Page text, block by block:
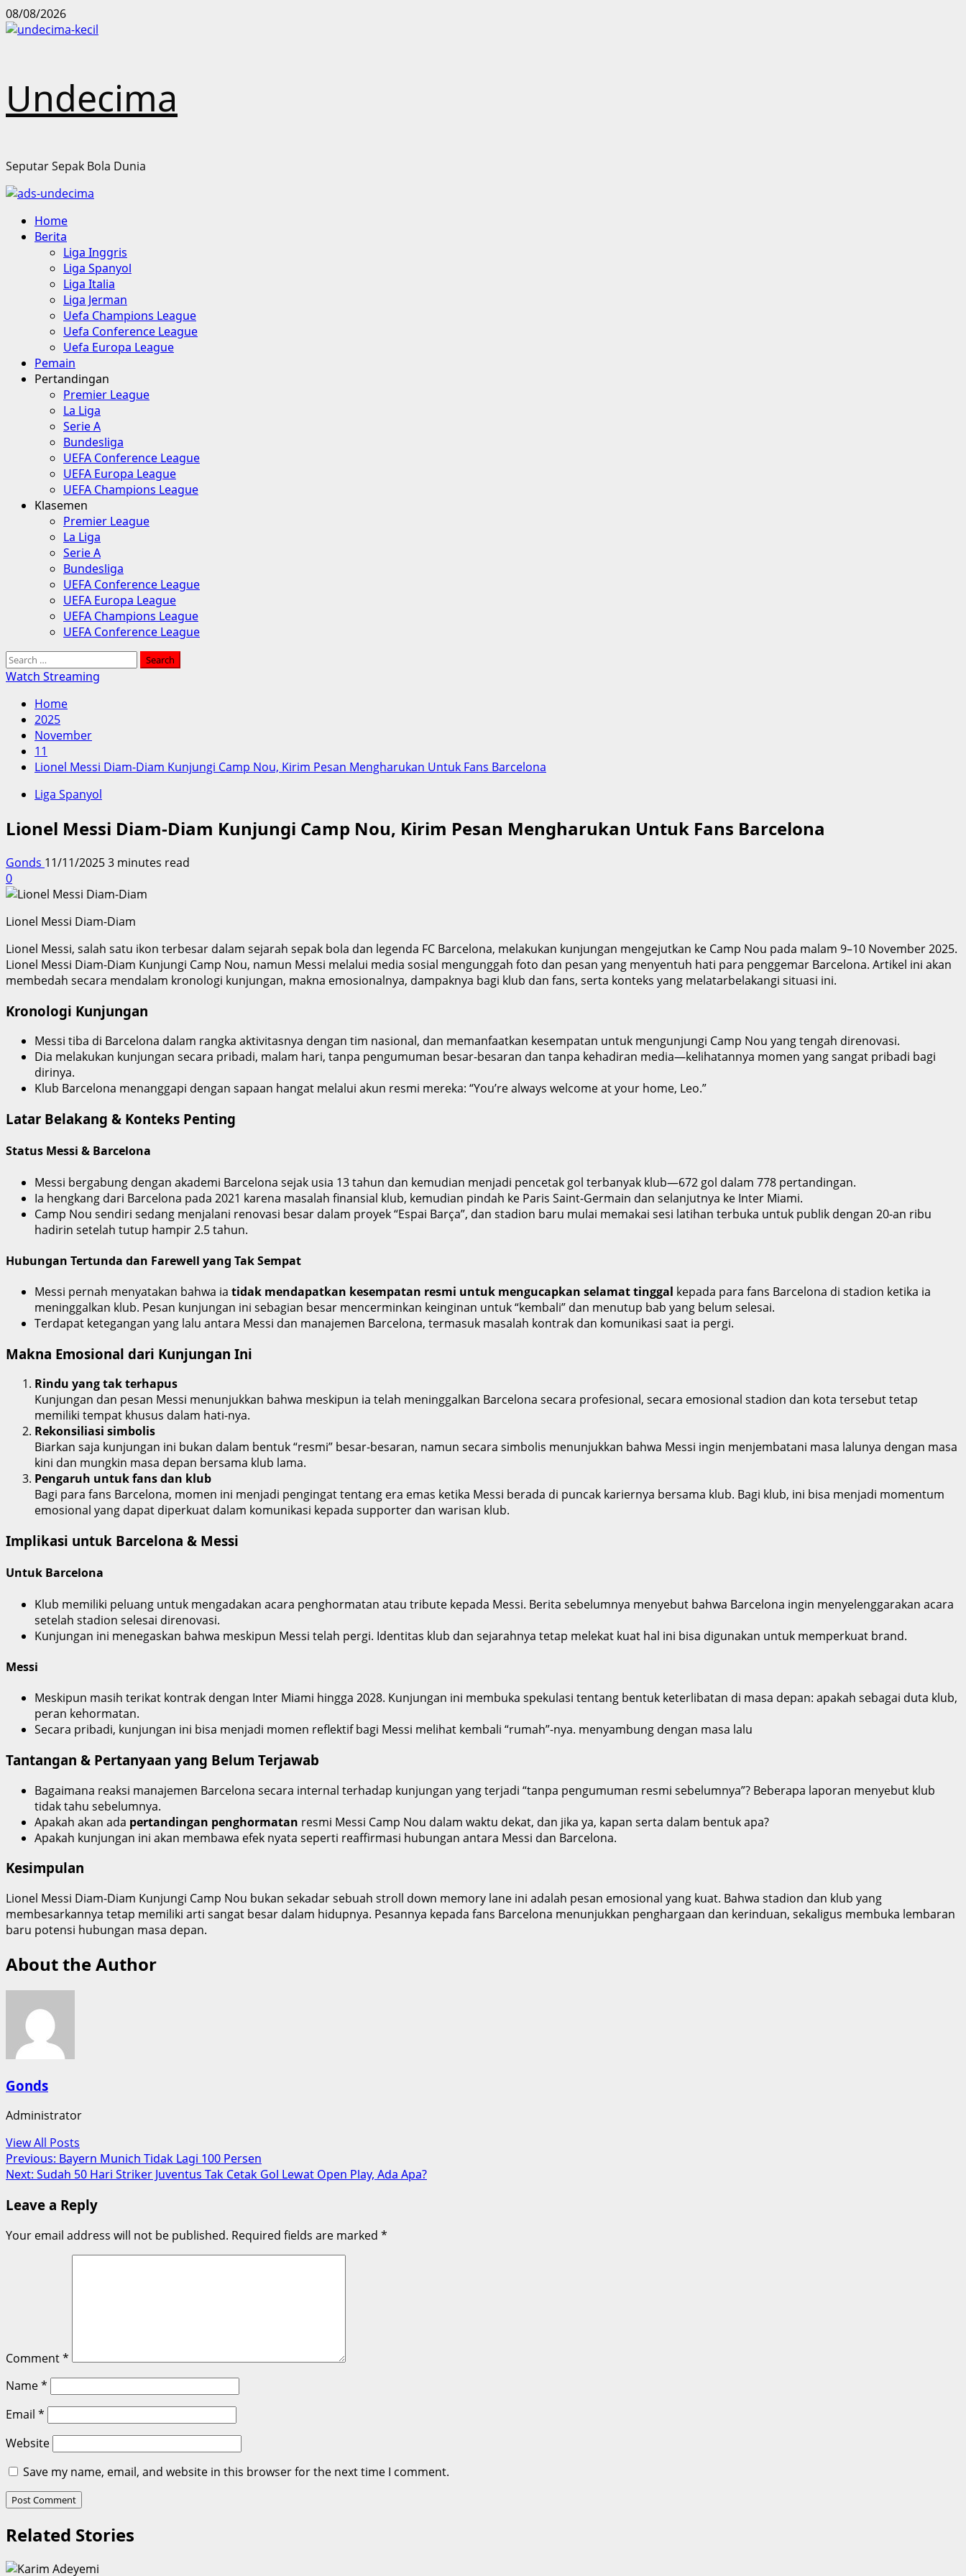
Skip
to
08/08/2026
Undecima
Seputar Sepak Bola Dunia
Primary
Menu
Home
Berita
Liga Inggris
Liga Spanyol
Liga Italia
Liga Jerman
Uefa Champions League
Uefa Conference League
Uefa Europa League
Pemain
Pertandingan
Premier League
La Liga
Serie A
Bundesliga
UEFA Conference League
UEFA Europa League
UEFA Champions League
Klasemen
Premier League
La Liga
Serie A
Bundesliga
UEFA Conference League
UEFA Europa League
UEFA Champions League
UEFA Conference League
Search
for:
Watch Streaming
Home
2025
November
11
Lionel Messi Diam-Diam Kunjungi Camp Nou, Kirim Pesan Mengharukan Untuk Fans Barcelona
Liga Spanyol
Lionel Messi Diam-Diam Kunjungi Camp Nou, Kirim Pesan Mengharukan Untuk Fans Barcelona
Gonds 11/11/20253 minutes read
0
Lionel Messi Diam-Diam
Lionel Messi, salah satu ikon terbesar dalam sejarah sepak bola dan legenda FC Barcelona, melakukan kunjungan mengejutkan ke Camp Nou pada malam 9–10 November 2025.
Lionel Messi Diam-Diam Kunjungi Camp Nou, namun Messi melalui media sosial mengunggah foto dan pesan yang menyentuh hati para penggemar Barcelona. Artikel ini akan
membedah secara mendalam kronologi kunjungan, makna emosionalnya, dampaknya bagi klub dan fans, serta konteks yang melatarbelakangi situasi ini.
Kronologi Kunjungan
Messi tiba di Barcelona dalam rangka aktivitasnya dengan tim nasional, dan memanfaatkan kesempatan untuk mengunjungi Camp Nou yang tengah direnovasi.
Dia melakukan kunjungan secara pribadi, malam hari, tanpa pengumuman besar-besaran dan tanpa kehadiran media—kelihatannya momen yang sangat pribadi bagi
dirinya.
Klub Barcelona menanggapi dengan sapaan hangat melalui akun resmi mereka: “You’re always welcome at your home, Leo.”
Latar Belakang & Konteks Penting
Status Messi & Barcelona
Messi bergabung dengan akademi Barcelona sejak usia 13 tahun dan kemudian menjadi pencetak gol terbanyak klub—672 gol dalam 778 pertandingan.
Ia hengkang dari Barcelona pada 2021 karena masalah finansial klub, kemudian pindah ke Paris Saint-Germain dan selanjutnya ke Inter Miami.
Camp Nou sendiri sedang menjalani renovasi besar dalam proyek “Espai Barça”, dan stadion baru mulai memakai sesi latihan terbuka untuk publik dengan 20-an ribu
hadirin setelah tutup hampir 2.5 tahun.
Hubungan Tertunda dan Farewell yang Tak Sempat
Messi pernah menyatakan bahwa ia tidak mendapatkan kesempatan resmi untuk mengucapkan selamat tinggal kepada para fans Barcelona di stadion ketika ia
meninggalkan klub. Pesan kunjungan ini sebagian besar mencerminkan keinginan untuk “kembali” dan menutup bab yang belum selesai.
Terdapat ketegangan yang lalu antara Messi dan manajemen Barcelona, termasuk masalah kontrak dan komunikasi saat ia pergi.
Makna Emosional dari Kunjungan Ini
Rindu yang tak terhapus
Kunjungan dan pesan Messi menunjukkan bahwa meskipun ia telah meninggalkan Barcelona secara profesional, secara emosional stadion dan kota tersebut tetap
memiliki tempat khusus dalam hati-nya.
Rekonsiliasi simbolis
Biarkan saja kunjungan ini bukan dalam bentuk “resmi” besar-besaran, namun secara simbolis menunjukkan bahwa Messi ingin menjembatani masa lalunya dengan masa
kini dan mungkin masa depan bersama klub lama.
Pengaruh untuk fans dan klub
Bagi para fans Barcelona, momen ini menjadi pengingat tentang era emas ketika Messi berada di puncak kariernya bersama klub. Bagi klub, ini bisa menjadi momentum
emosional yang dapat diperkuat dalam komunikasi kepada supporter dan warisan klub.
Implikasi untuk Barcelona & Messi
Untuk Barcelona
Klub memiliki peluang untuk mengadakan acara penghormatan atau tribute kepada Messi. Berita sebelumnya menyebut bahwa Barcelona ingin menyelenggarakan acara
setelah stadion selesai direnovasi.
Kunjungan ini menegaskan bahwa meskipun Messi telah pergi. Identitas klub dan sejarahnya tetap melekat kuat hal ini bisa digunakan untuk memperkuat brand.
Messi
Meskipun masih terikat kontrak dengan Inter Miami hingga 2028. Kunjungan ini membuka spekulasi tentang bentuk keterlibatan di masa depan: apakah sebagai duta klub,
peran kehormatan.
Secara pribadi, kunjungan ini bisa menjadi momen reflektif bagi Messi melihat kembali “rumah”-nya. menyambung dengan masa lalu
Tantangan & Pertanyaan yang Belum Terjawab
Bagaimana reaksi manajemen Barcelona secara internal terhadap kunjungan yang terjadi “tanpa pengumuman resmi sebelumnya”? Beberapa laporan menyebut klub
tidak tahu sebelumnya.
Apakah akan ada pertandingan penghormatan resmi Messi Camp Nou dalam waktu dekat, dan jika ya, kapan serta dalam bentuk apa?
Apakah kunjungan ini akan membawa efek nyata seperti reaffirmasi hubungan antara Messi dan Barcelona.
Kesimpulan
Lionel Messi Diam-Diam Kunjungi Camp Nou bukan sekadar sebuah stroll down memory lane ini adalah pesan emosional yang kuat. Bahwa stadion dan klub yang
membesarkannya tetap memiliki arti sangat besar dalam hidupnya. Pesannya kepada fans Barcelona menunjukkan penghargaan dan kerinduan, sekaligus membuka lembaran
baru potensi hubungan masa depan.
About the Author
Gonds
Administrator
View All Posts
Post
navigation
Previous: Bayern Munich Tidak Lagi 100 Persen
Next: Sudah 50 Hari Striker Juventus Tak Cetak Gol Lewat Open Play, Ada Apa?
Leave a Reply
Your email address will not be published. Required fields are marked *
Comment*
Name*
Email *
Website
Save my name, email, and website in this browser for the next time I comment.
Related Stories